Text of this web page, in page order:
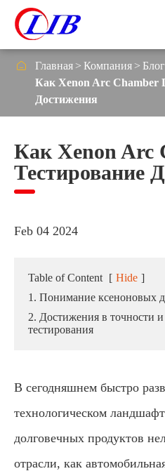
 Главная Компания
Блог
Как Xenon Arc Chamber
Достижения
Как Xenon Arc
Тестирование
Feb 04 2024
Table of Content [ Hide ]
1. Понимание ксеноновых
2. Достижения в точности
тестирования
В сегодняшнем быстро
технологическом
долговечных продуктов
отрасли, как